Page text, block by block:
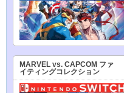
MARVEL vs. CAPCOM ファ
イティングコレクション